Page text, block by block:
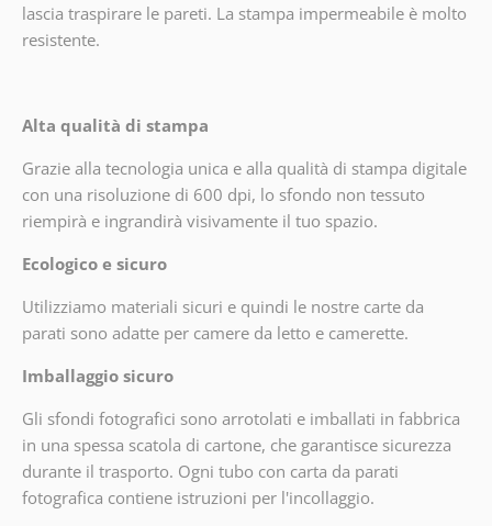
lascia traspirare le pareti. La stampa impermeabile è molto
resistente.
Alta qualità di stampa
Grazie alla tecnologia unica e alla qualità di stampa digitale
con una risoluzione di 600 dpi, lo sfondo non tessuto
riempirà e ingrandirà visivamente il tuo spazio.
Ecologico e sicuro
Utilizziamo materiali sicuri e quindi le nostre carte da
parati sono adatte per camere da letto e camerette.
Imballaggio sicuro
Gli sfondi fotografici sono arrotolati e imballati in fabbrica
in una spessa scatola di cartone, che garantisce sicurezza
durante il trasporto. Ogni tubo con carta da parati
fotografica contiene istruzioni per l'incollaggio.